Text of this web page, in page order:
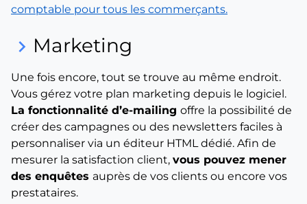
comptable pour tous les commerçants.
keyboard_arrow_right Marketing
Une fois encore, tout se trouve au même endroit.
Vous gérez votre plan marketing depuis le logiciel.
La fonctionnalité d’e-mailing offre la possibilité de
créer des campagnes ou des newsletters faciles à
personnaliser via un éditeur HTML dédié. Afin de
mesurer la satisfaction client, vous pouvez mener
des enquêtes auprès de vos clients ou encore vos
prestataires.